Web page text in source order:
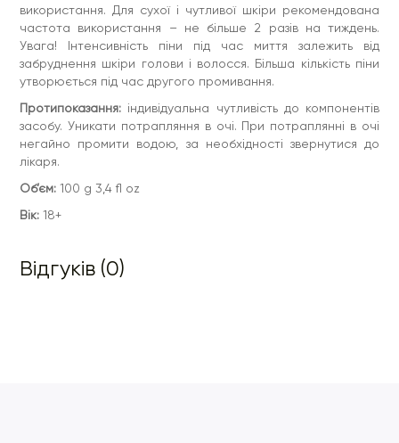
використання. Для сухої і чутливої шкіри рекомендована
частота використання – не більше 2 разів на тиждень.
Увага! Інтенсивність піни під час миття залежить від
забруднення шкіри голови і волосся. Більша кількість піни
утворюється під час другого промивання.
Протипоказання: індивідуальна чутливість до компонентів
засобу. Уникати потрапляння в очі. При потраплянні в очі
негайно промити водою, за необхідності звернутися до
лікаря.
Об’єм: 100 g 3,4 fl oz
Вік: 18+
Відгуків (0)